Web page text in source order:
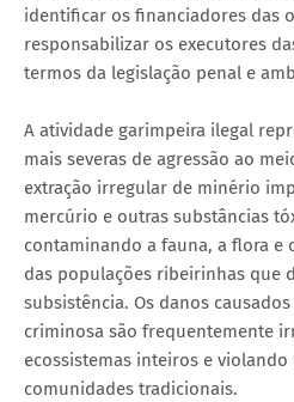
identificar os financiadores das
responsabilizar os executores
termos da legislação penal e
A atividade garimpeira ilegal
mais severas de agressão ao
extração irregular de minério
mercúrio e outras substâncias
contaminando a fauna, a flora e
das populações ribeirinhas que
subsistência. Os danos
criminosa são frequentemente
ecossistemas inteiros e
comunidades tradicionais.